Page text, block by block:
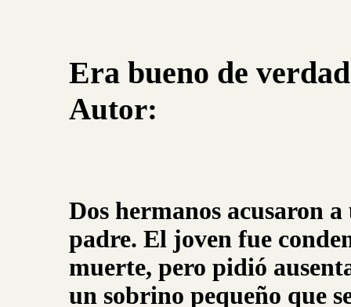
Era bueno de verdad
Autor:
Dos hermanos acusaron
padre. El joven fue
muerte, pero pidió
un sobrino pequeño que